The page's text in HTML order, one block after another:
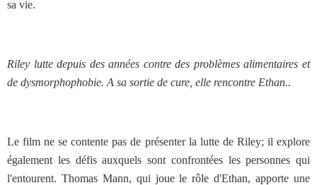
sa vie.
Riley lutte depuis des années contre des problèmes alimentaires et
de dysmorphophobie. A sa sortie de cure, elle rencontre Ethan..
Le film ne se contente pas de présenter la lutte de Riley; il explore
également les défis auxquels sont confrontées les personnes qui
l'entourent. Thomas Mann, qui joue le rôle d'Ethan, apporte une